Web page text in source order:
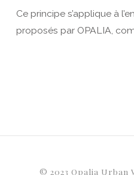
Ce principe s’applique à
proposés par OPALIA,
© 2023 Opalia Urban